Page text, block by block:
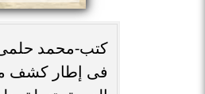
كتب-محمد
فى إطار كشف